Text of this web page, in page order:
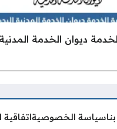
ديوان الخدمة
سياسة الخصوصية